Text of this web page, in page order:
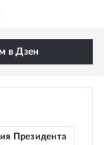
в Дзен
Президента